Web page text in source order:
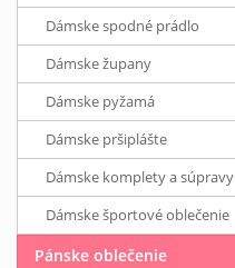
Dámske spodné prádlo
Dámske župany
Dámske pyžamá
Dámske pršiplášte
Dámske komplety a súpravy
Dámske športové oblečenie
Pánske oblečenie